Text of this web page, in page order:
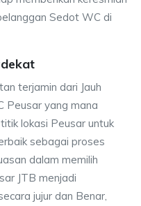
Sedot WC di
terjamin dari Jauh
Peusar yang mana
lokasi Peusar untuk
sebagai proses
dalam memilih
JTB menjadi
jujur dan Benar,